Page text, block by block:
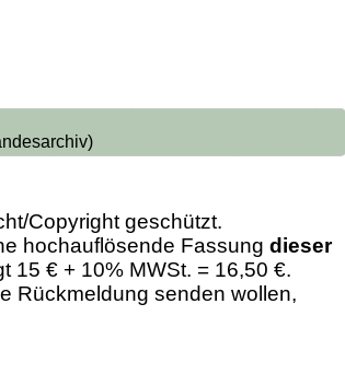
Copyright geschützt.
hochauflösende Fassung dieser
15 € + 10% MWSt. = 16,50 €.
Rückmeldung senden wollen,